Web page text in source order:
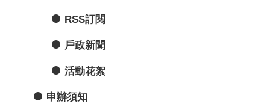
RSS訂閱
戶政新聞
活動花絮
申辦須知